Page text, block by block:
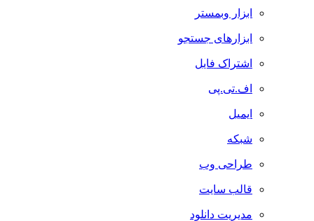
ابزار وبمستر
ابزارهای جستجو
اشتراک فایل
اف.تی.پی
ایمیل
شبکه
طراحی وب
قالب سایت
مدیریت دانلود